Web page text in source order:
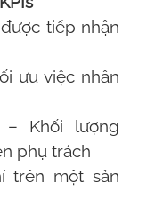
tiếp nhận
ưu việc nhân
– Khối lượng
phụ trách
trên một sản